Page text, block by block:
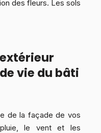
des fleurs. Les sols
vie du bâti
de la façade de vos
le vent et les